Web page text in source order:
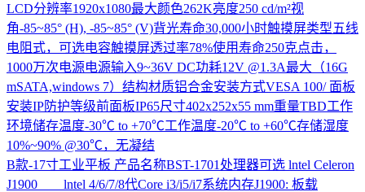
LCD分辨率1920x1080最大颜色262K亮度250 cd/m²视
角-85~85° (H), -85~85° (V)背光寿命30,000小时触摸屏类型五线
电阻式，可选电容触摸屏透过率78%使用寿命250克点击，
1000万次电源电源输入9~36V DC功耗12V @1.3A最大（16G
mSATA,windows 7）结构材质铝合金安装方式VESA 100/ 面板
安装IP防护等级前面板IP65尺寸402x252x55 mm重量TBD工作
环境储存温度-30℃ to +70℃工作温度-20℃ to +60℃存储湿度
10%~90% @30℃，无凝结
B款-17寸工业平板 产品名称BST-1701处理器可选 lntel Celeron
J1900 lntel 4/6/7/8代Core i3/i5/i7系统内存J1900: 板载